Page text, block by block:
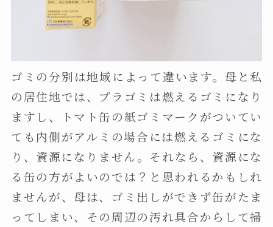
ゴミの分別は地域によって違います。母と私
の居住地では、プラゴミは燃えるゴミになり
ますし、トマト缶の紙ゴミマークがついてい
ても内側がアルミの場合には燃えるゴミにな
り、資源になりません。それなら、資源にな
る缶の方がよいのでは？と思われるかもしれ
ませんが、母は、ゴミ出しができず缶がたま
ってしまい、その周辺の汚れ具合からして掃